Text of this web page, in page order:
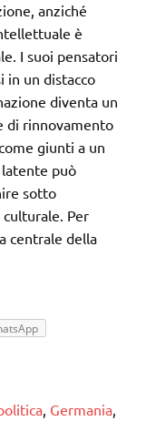
anziché
è
I suoi pensatori
in un distacco
diventa un
di rinnovamento
giunti a un
può
sotto
Per
centrale della
, Germania,